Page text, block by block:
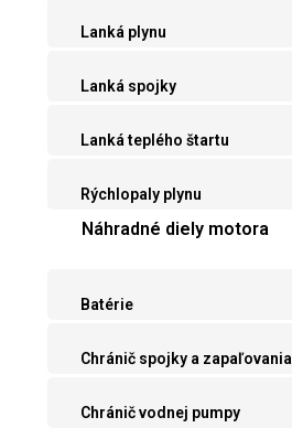
Lanká plynu
Lanká spojky
Lanká teplého štartu
Rýchlopaly plynu
Náhradné diely motora
Batérie
Chránič spojky a zapaľovania
Chránič vodnej pumpy